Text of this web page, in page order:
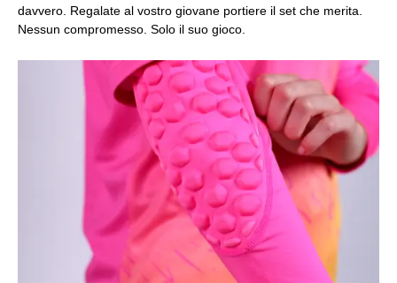
davvero. Regalate al vostro giovane portiere il set che merita.
Nessun compromesso. Solo il suo gioco.